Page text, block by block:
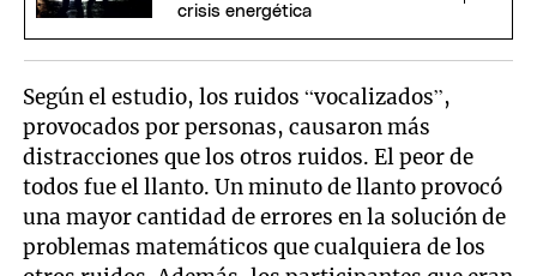
crisis energética
Según el estudio, los ruidos “vocalizados”,
provocados por personas, causaron más
distracciones que los otros ruidos. El peor de
todos fue el llanto. Un minuto de llanto provocó
una mayor cantidad de errores en la solución de
problemas matemáticos que cualquiera de los